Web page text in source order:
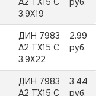
3,9X19
ДИН 7983
А2 TX15 C
3,9X22
2.99
руб.
ДИН 7983
А2 TX15 C
3.44
руб.